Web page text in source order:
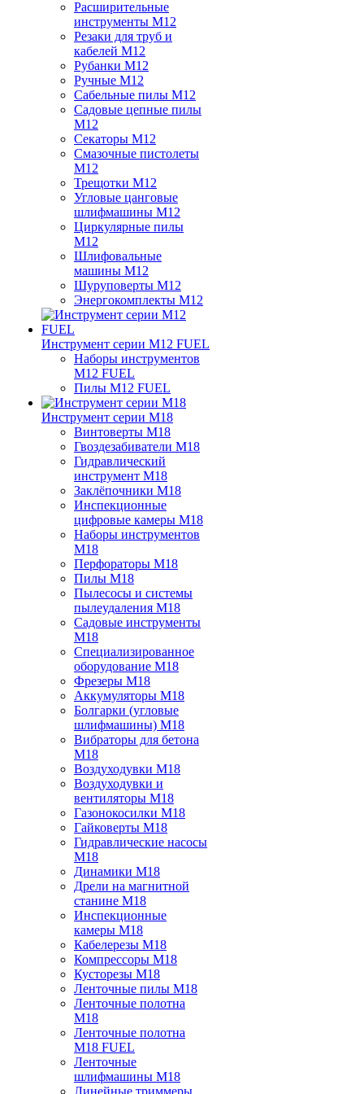
Расширительные
инструменты M12
Резаки для труб и
кабелей M12
Рубанки M12
Ручные M12
Сабельные пилы M12
Садовые цепные пилы
M12
Секаторы M12
Смазочные пистолеты
M12
Трещотки M12
Угловые цанговые
шлифмашины M12
Циркулярные пилы
M12
Шлифовальные
машины M12
Шуруповерты M12
Энергокомплекты M12
Инструмент серии M12 FUEL
Наборы инструментов
M12 FUEL
Пилы M12 FUEL
Инструмент серии M18
Винтоверты M18
Гвоздезабиватели M18
Гидравлический
инструмент M18
Заклёпочники M18
Инспекционные
цифровые камеры M18
Наборы инструментов
M18
Перфораторы M18
Пилы M18
Пылесосы и системы
пылеудаления M18
Садовые инструменты
M18
Специализированное
оборудование M18
Фрезеры M18
Аккумуляторы M18
Болгарки (угловые
шлифмашины) M18
Вибраторы для бетона
M18
Воздуходувки M18
Воздуходувки и
вентиляторы M18
Газонокосилки M18
Гайковерты M18
Гидравлические насосы
M18
Динамики M18
Дрели на магнитной
станине M18
Инспекционные
камеры M18
Кабелерезы M18
Компрессоры M18
Кусторезы M18
Ленточные пилы M18
Ленточные полотна
M18
Ленточные полотна
M18 FUEL
Ленточные
шлифмашины M18
Линейные триммеры